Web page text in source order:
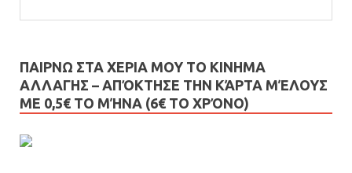
ΠΑΙΡΝΩ ΣΤΑ ΧΕΡΙΑ ΜΟΥ ΤΟ ΚΙΝΗΜΑ
ΑΛΛΑΓΗΣ – AΠΌΚΤΗΣΕ ΤΗΝ ΚΆΡΤΑ ΜΈΛΟΥΣ
ΜΕ 0,5€ ΤΟ ΜΉΝΑ (6€ ΤΟ ΧΡΌΝΟ)